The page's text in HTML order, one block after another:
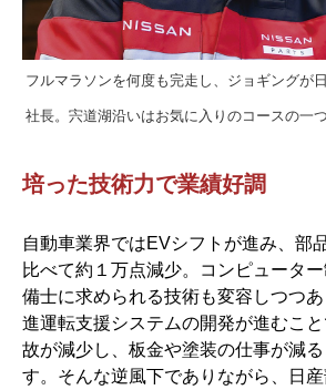
フルマラソンを何度も完走し、ジョギングが
社長。宍道湖沿いはお気に入りのコースの一つ
培った技術力で業績好調
自動車業界ではEVシフトが進み、部
比べて約１万点減少。コンピュータ
備士に求められる技術も変容しつつ
進運転支援システムの開発が進むこ
故が減少し、板金や塗装の仕事が減
す。そんな逆風下でありながら、日